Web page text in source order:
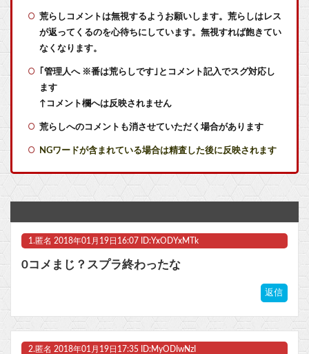
【艦これ】バニ黒潮親潮 他
【艦これ】デイス 他
【艦これ】オオヤマトウサギ 他
【ウマ娘】スズカさんと同じ声と聞いて驚いたキャラ他
自称・世界初の男性バーチャルYouTuberばあちゃるさん、引退を発表 「ずっと続けられなくて本当にごめんなさい」
『ゲームボーイ世代』にしかわからないことｗｗｗｗｗ
マスク 十兆円を失う‥投資家「アメリカ党？バカかコイツw」
荒らしコメントは無視するようお願いします。荒らしはレス
が返ってくるのを心待ちにしています。無視すれば飽きてい
なくなります。
｢管理人へ ※番は荒らしです｣とコメント記入でスグ対応し
ます
↑コメント欄へは反映されません
荒らしへのコメントも消させていただく場合があります
NGワードが含まれている場合は精査した後に反映されます
1. 匿名 2018年01月19日16:07 ID:YxODYxMTk
0コメまじ？スプラ終わったな
返信
2. 匿名 2018年01月19日17:35 ID:MyODIwNzI